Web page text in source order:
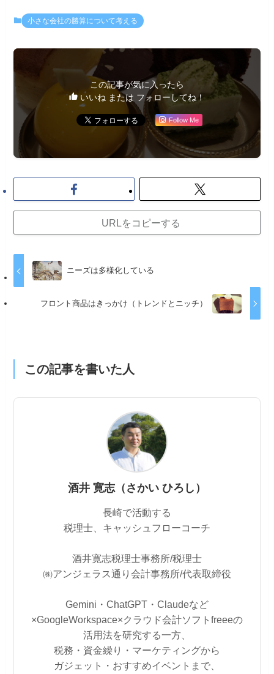
小さな会社の勝算について考える
この記事が気に入ったら
いいね または フォローしてね！
Follow Me
URLをコピーする
ニーズは多様化している
フロント商品はきっかけ（トレンドとニッチ）
この記事を書いた人
酒井 寛志（さかい ひろし）
長崎で活動する
税理士、キャッシュフローコーチ
酒井寛志税理士事務所/税理士
㈱アンジェラス通り会計事務所/代表取締役
Gemini・ChatGPT・Claudeなど
×GoogleWorkspace×クラウド会計ソフトfreeeの
活用法を研究する一方、
税務・資金繰り・マーケティングから
ガジェット・おすすめイベントまで、